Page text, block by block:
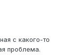
с какого-то
проблема.